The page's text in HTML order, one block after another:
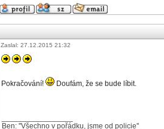
Zaslal: 27.12.2015 21:32
Pokračování! Doufám, že se bude líbit.
Ben: ''Všechno v pořádku, jsme od policie''